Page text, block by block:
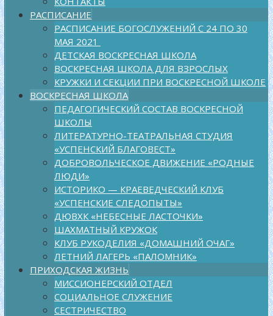
РАСПИСАНИЕ
РАСПИСАНИЕ БОГОСЛУЖЕНИЙ С 24 ПО 30
МАЯ 2021
ДЕТСКАЯ ВОСКРЕСНАЯ ШКОЛА
ВОСКРЕСНАЯ ШКОЛА ДЛЯ ВЗРОСЛЫХ
КРУЖКИ И СЕКЦИИ ПРИ ВОСКРЕСНОЙ ШКОЛЕ
ВОСКРЕСНАЯ ШКОЛА
ПЕДАГОГИЧЕСКИЙ СОСТАВ ВОСКРЕСНОЙ
ШКОЛЫ
ЛИТЕРАТУРНО-ТЕАТРАЛЬНАЯ СТУДИЯ
«УСПЕНСКИЙ БЛАГОВЕСТ»
ДОБРОВОЛЬЧЕСКОЕ ДВИЖЕНИЕ «РОДНЫЕ
ЛЮДИ»
ИСТОРИКО — КРАЕВЕДЧЕСКИЙ КЛУБ
«УСПЕНСКИЕ СЛЕДОПЫТЫ»
ДЮВХК «НЕБЕСНЫЕ ЛАСТОЧКИ»
ШАХМАТНЫЙ КРУЖОК
КЛУБ РУКОДЕЛИЯ «ДОМАШНИЙ ОЧАГ»
ЛЕТНИЙ ЛАГЕРЬ «ПАЛОМНИК»
ПРИХОДСКАЯ ЖИЗНЬ
МИССИОНЕРСКИЙ ОТДЕЛ
СОЦИАЛЬНОЕ СЛУЖЕНИЕ
СЕСТРИЧЕСТВО